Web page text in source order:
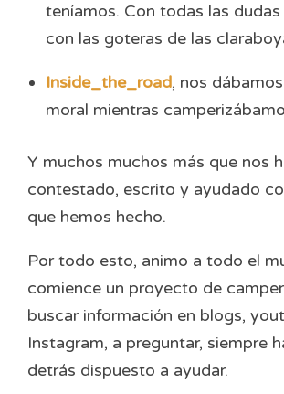
teníamos. Con todas las
con las goteras de las
Inside_the_road, nos
moral mientras
Y muchos muchos más que nos
contestado, escrito y ayudado
que hemos hecho.
Por todo esto, animo a todo el
comience un proyecto de
buscar información en blogs,
Instagram, a preguntar, siempre
detrás dispuesto a ayudar.